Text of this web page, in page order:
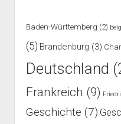
Baden-Württemberg (2)
(5) Brandenburg (3)
Deutschland
Frankreich (9)
Geschichte (7)